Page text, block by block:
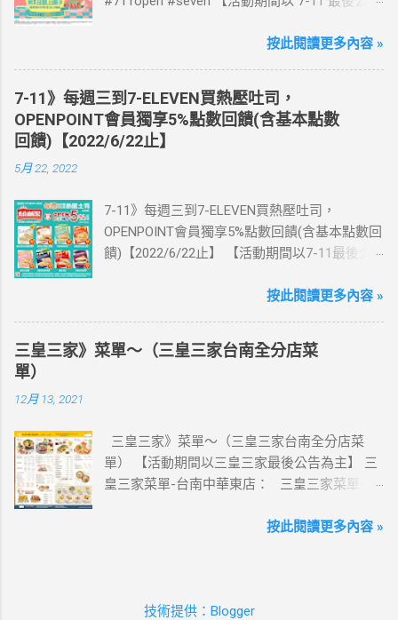
國上網卡 方便、快速、享買一送一優惠！ > 實
送王品集團300元即享券。 (出國開通啟用後回
活動網站登錄 【點我登錄】 ) > eSIM出國上網
卡：好康升級！購買eSIM「吃到飽」方案；即
送同天數「吃到飽」方案。 (例：買1張日本5天
來超商買省錢又方便💰 ·活動詳情：好康優惠看
這邊 【點我看好康優惠】 ·eSIM ibon 購買教學
【點我觀看教學】 📲 全球上網首選，速度穩
澳、美國、菲律賓、歐洲、土耳其 熱門地區通
通有 📲 立即取卡免等待超便利 ✈️ 180天彈性開
通不怕過期 🧳 一人買兩人用，享受出國網路自
由~~eSIM吃到飽買一送一 eSIM適用機型： ※
字，表示您的手機支援 eSIM 功能。 ●不支援鎖
卡機、平板、電信業者客製機、網路分享器、
中國大陸銷售的 iPhone手機。 【Apple】（執
2.iPhone 15 3.iPhone 14 4.iPhone 13 5.iPhone
按此閱讀更多內容 »
7-11》每週三到7-ELEVEN買熱壓吐司，
OPENPOINT會員獨享5%點數回饋(含基本點數
回饋)【2022/6/22止】
5月 22, 2022
7-11》每週三到7-ELEVEN買熱壓吐司，
OPENPOINT會員獨享5%點數回饋(含基本點數回
饋)【2022/6/22止】 【活動期間以7-11最後公
111/5/4~6/22 每週三到7-ELEVEN買熱壓吐司
饋) 【販售門市查詢】
https://emap.pcsc.com.tw/emap.aspx# 小編推
台式傳統口味~好評回購 注意事項 1.本優惠不得
與其他優惠並行。商品數量以各門市實際可販
售數量為準。 2.活動期間OPENPOINT會員需報
icash2.0二代卡(含聯名卡)或OPEN錢包(含
動優惠。 3.本活動不適用隨取卡、咖啡卡、商
按此閱讀更多內容 »
三皇三家》菜單～（三皇三家台南全分店菜
單）
12月 13, 2021
三皇三家》菜單～（三皇三家台南全分店菜
單） 【活動期間以三皇三家最後公告為主】 三
皇三家菜單-台南中華東店： 三皇三家菜單-台
皇三家菜單-歸仁店： 三皇三家菜單-永康愛買
灣優惠券大全》省錢大作戰》首頁 3皇3家 , 台
按此閱讀更多內容 »
技術提供：Blogger